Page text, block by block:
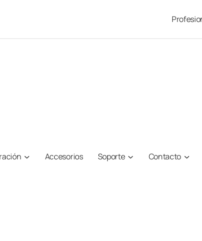
Accesorios Soporte Contacto